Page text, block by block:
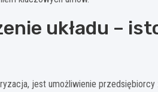
układu –
jest umożliwienie przedsiębiorcy